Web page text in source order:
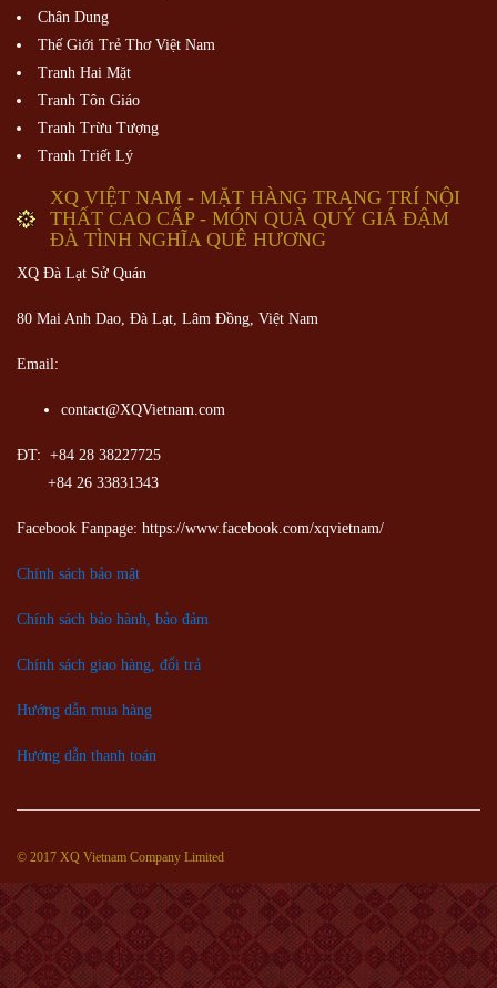
Chân Dung
Thế Giới Trẻ Thơ Việt Nam
Tranh Hai Mặt
Tranh Tôn Giáo
Tranh Trừu Tượng
Tranh Triết Lý
XQ VIỆT NAM - MẶT HÀNG TRANG TRÍ NỘI
THẤT CAO CẤP - MÓN QUÀ QUÝ GIÁ ĐẬM
ĐÀ TÌNH NGHĨA QUÊ HƯƠNG
XQ Đà Lạt Sử Quán
80 Mai Anh Dao, Đà Lạt, Lâm Đồng, Việt Nam
Email:
contact@XQVietnam.com
ĐT: +84 28 38227725
+84 26 33831343
Facebook Fanpage: https://www.facebook.com/xqvietnam/
Chính sách bảo mật
Chính sách bảo hành, bảo đảm
Chính sách giao hàng, đổi trả
Hướng dẫn mua hàng
Hướng dẫn thanh toán
© 2017 XQ Vietnam Company Limited